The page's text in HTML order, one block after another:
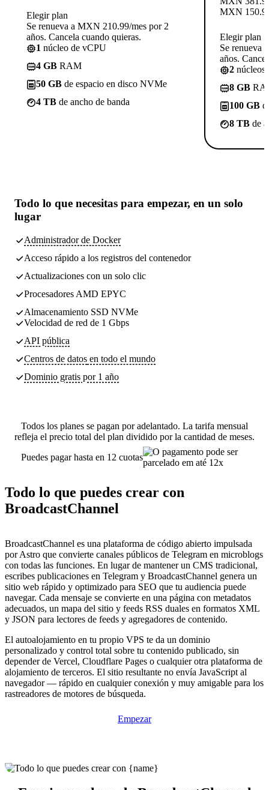
Elegir plan
Se renueva a MXN 210.99/mes por 2
años. Cancela cuando quieras.
1 núcleo de vCPU
4 GB RAM
50 GB de espacio en disco NVMe
4 TB de ancho de banda
MXN
Elegir plan
Se renueva
años.
2 núcleos
8 GB
100 GB
8 TB de
Todo lo que necesitas para empezar, en un solo
lugar
Administrador de Docker
Acceso rápido a los registros del contenedor
Actualizaciones con un solo clic
Procesadores AMD EPYC
Almacenamiento SSD NVMe
Velocidad de red de 1 Gbps
API pública
Centros de datos en todo el mundo
Dominio gratis por 1 año
Todos los planes se pagan por adelantado. La tarifa mensual
refleja el precio total del plan dividido por la cantidad de meses.
Puedes pagar hasta en 12 cuotas
Todo lo que puedes crear con
BroadcastChannel
BroadcastChannel es una plataforma de código abierto impulsada
por Astro que convierte canales públicos de Telegram en microblogs
con todas las funciones. En lugar de mantener un CMS tradicional,
escribes publicaciones en Telegram y BroadcastChannel genera un
sitio web rápido y optimizado para SEO que tu audiencia puede
navegar. Cada mensaje se convierte en una página con metadatos
adecuados, un mapa del sitio y feeds RSS duales en formatos XML
y JSON para lectores de feeds y agregadores de contenido.
El autoalojamiento en tu propio VPS te da un dominio
personalizado y control total sobre tu contenido publicado, sin
depender de Vercel, Cloudflare Pages o cualquier otra plataforma de
alojamiento de terceros. El sitio resultante no envía JavaScript al
navegador — rápido en cualquier conexión y muy amigable para los
rastreadores de motores de búsqueda.
Empezar